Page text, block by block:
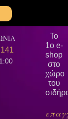
Το
1ο e-
shop
στο
χώρο
του